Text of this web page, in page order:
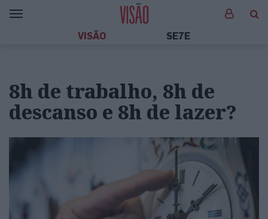
VISÃO SE7E
8h de trabalho, 8h de
descanso e 8h de lazer?